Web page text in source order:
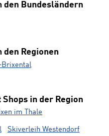
den Bundesländern
den Regionen
Brixental
Shops in der Region
im Thale
Skiverleih Westendorf